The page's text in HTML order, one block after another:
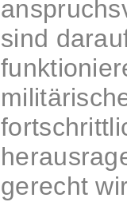
sind
gerecht